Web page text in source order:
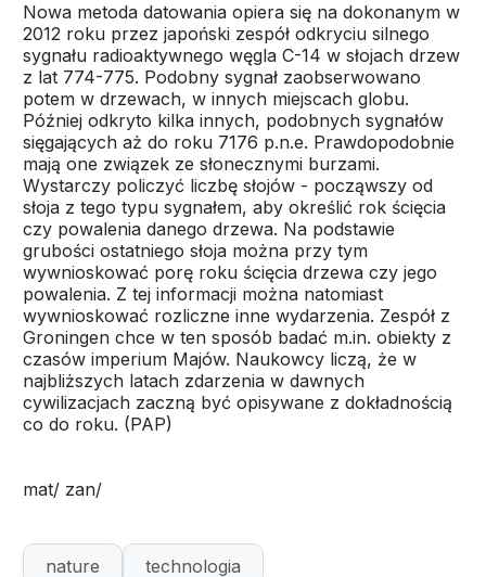
Nowa metoda datowania opiera się na dokonanym w
2012 roku przez japoński zespół odkryciu silnego
sygnału radioaktywnego węgla C-14 w słojach drzew
z lat 774-775. Podobny sygnał zaobserwowano
potem w drzewach, w innych miejscach globu.
Później odkryto kilka innych, podobnych sygnałów
sięgających aż do roku 7176 p.n.e. Prawdopodobnie
mają one związek ze słonecznymi burzami.
Wystarczy policzyć liczbę słojów - począwszy od
słoja z tego typu sygnałem, aby określić rok ścięcia
czy powalenia danego drzewa. Na podstawie
grubości ostatniego słoja można przy tym
wywnioskować porę roku ścięcia drzewa czy jego
powalenia. Z tej informacji można natomiast
wywnioskować rozliczne inne wydarzenia. Zespół z
Groningen chce w ten sposób badać m.in. obiekty z
czasów imperium Majów. Naukowcy liczą, że w
najbliższych latach zdarzenia w dawnych
cywilizacjach zaczną być opisywane z dokładnością
co do roku. (PAP)
mat/ zan/
nature technologia